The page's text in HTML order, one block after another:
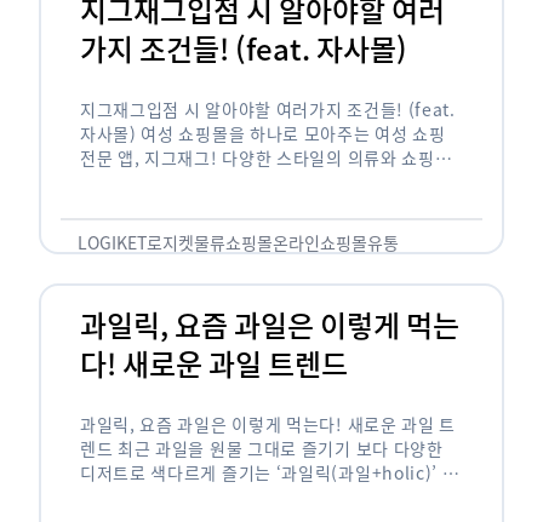
지그재그입점 시 알아야할 여러
가지 조건들! (feat. 자사몰)
지그재그입점 시 알아야할 여러가지 조건들! (feat.
자사몰) 여성 쇼핑몰을 하나로 모아주는 여성 쇼핑
전문 앱, 지그재그! 다양한 스타일의 의류와 쇼핑몰
LOGIKET로지켓물류쇼핑몰온라인쇼핑몰유통
과일릭, 요즘 과일은 이렇게 먹는
다! 새로운 과일 트렌드
과일릭, 요즘 과일은 이렇게 먹는다! 새로운 과일 트
렌드 최근 과일을 원물 그대로 즐기기 보다 다양한
디저트로 색다르게 즐기는 ‘과일릭(과일+holic)’ 트